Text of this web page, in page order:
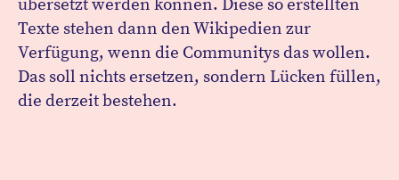
übersetzt werden können. Diese so erstellten
Texte stehen dann den Wikipedien zur
Verfügung, wenn die Communitys das wollen.
Das soll nichts ersetzen, sondern Lücken füllen,
die derzeit bestehen.